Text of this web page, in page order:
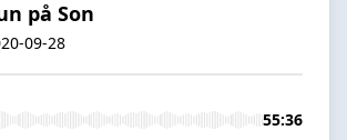
på Son
09-28
55:36